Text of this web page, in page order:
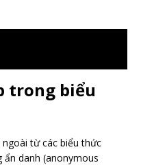
trong biểu
ngoài từ các biểu thức
danh (anonymous